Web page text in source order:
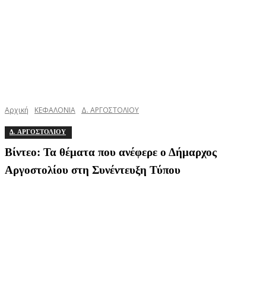
Αρχική ΚΕΦΑΛΟΝΙΑ Δ. ΑΡΓΟΣΤΟΛΙΟΥ
Δ. ΑΡΓΟΣΤΟΛΙΟΥ
Βίντεο: Τα θέματα που ανέφερε ο Δήμαρχος
Αργοστολίου στη Συνέντευξη Τύπου